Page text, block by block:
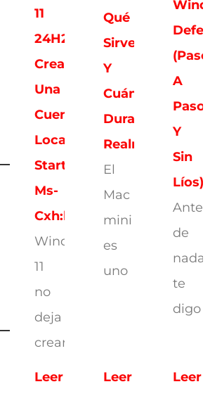
11
24H2
Crear
Una
Cuenta
Local,
Start
Ms-
Cxh:localonly
Windows
11
no
deja
crear
Leer
Qué
Sirve
Y
Cuánto
Dura
Realmente
El
Mac
mini
es
uno
Leer
(paso
A
Paso
Y
Sin
Líos)
Antes
de
nada,
te
digo
Leer